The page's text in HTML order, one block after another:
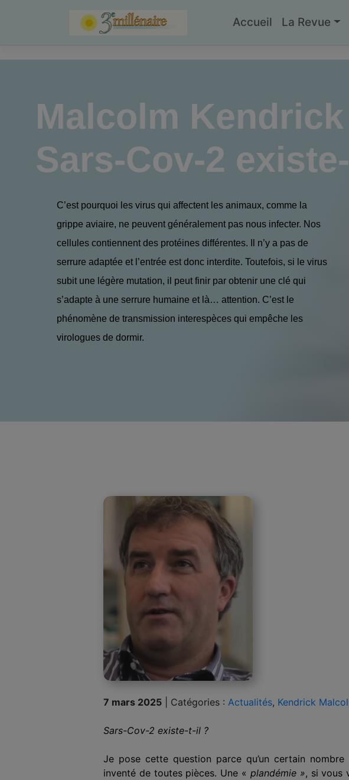
Accueil La Revue
Malcolm Kendrick
Sars-Cov-2
C’est pourquoi les virus qui affectent les animaux, comme la
grippe aviaire, ne peuvent généralement pas nous infecter. Nos
cellules contiennent des protéines différentes. Il n’y a pas de
serrure adaptée et l’entrée est donc interdite. Toutefois, si le virus
subit une légère mutation, il peut finir par obtenir une clé qui
s’adapte à une serrure humaine et là… attention. C’est le
phénomène de transmission interespèces qui empêche les
virologues de dormir.
7 mars 2025 Catégories : Actualités, Kendrick
Sars-Cov-2 existe-t-il ?
Je pose cette question parce qu’un certain
inventé de toutes pièces. Une « plandémie », si vous